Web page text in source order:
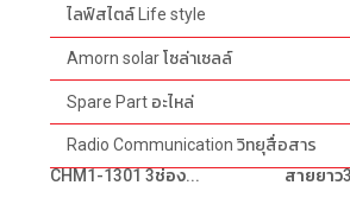
ไลฟ์สไตล์ Life style
Amorn solar โซล่าเซลล์
Spare Part อะไหล่
Radio Communication วิทยุสื่อสาร
รางปลั๊กไฟ VOX F5STB-
CHM1-1301 3ช่อง...
รางปลั๊ก
สายยาว